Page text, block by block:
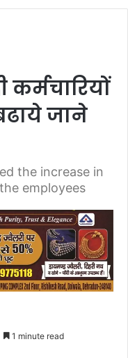
कर्मचारियों
जाने
the increase in
employees
1 minute read